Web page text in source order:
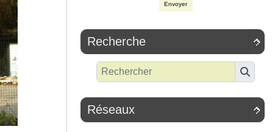
Envoyer

Recherche

Réseaux